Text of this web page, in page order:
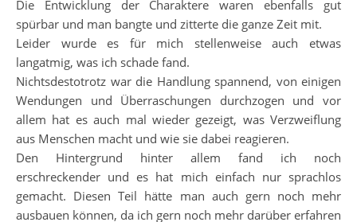
Die Entwicklung der Charaktere waren ebenfalls gut
spürbar und man bangte und zitterte die ganze Zeit mit.
Leider wurde es für mich stellenweise auch etwas
langatmig, was ich schade fand.
Nichtsdestotrotz war die Handlung spannend, von einigen
Wendungen und Überraschungen durchzogen und vor
allem hat es auch mal wieder gezeigt, was Verzweiflung
aus Menschen macht und wie sie dabei reagieren.
Den Hintergrund hinter allem fand ich noch
erschreckender und es hat mich einfach nur sprachlos
gemacht. Diesen Teil hätte man auch gern noch mehr
ausbauen können, da ich gern noch mehr darüber erfahren